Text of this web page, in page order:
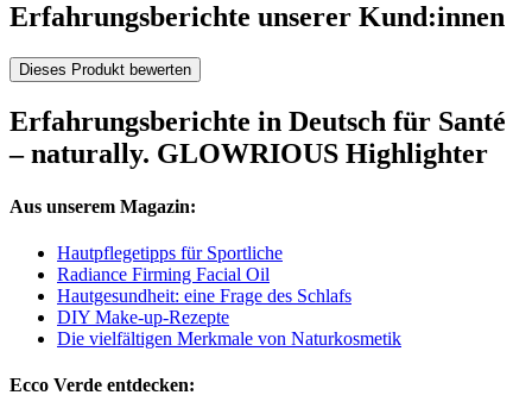
Erfahrungsberichte unserer Kund:innen
Dieses Produkt bewerten
Erfahrungsberichte in Deutsch für Santé
– naturally. GLOWRIOUS Highlighter
Aus unserem Magazin:
Hautpflegetipps für Sportliche
Radiance Firming Facial Oil
Hautgesundheit: eine Frage des Schlafs
DIY Make-up-Rezepte
Die vielfältigen Merkmale von Naturkosmetik
Ecco Verde entdecken: